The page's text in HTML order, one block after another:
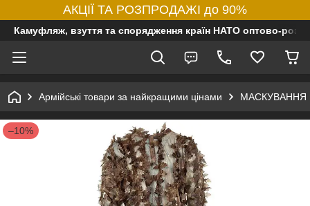
АКЦІЇ ТА РОЗПРОДАЖІ до 90%
Камуфляж, взуття та спорядження країн НАТО оптово-
Армійські товари за найкращими цінами МАСКУВАННЯ
–10%